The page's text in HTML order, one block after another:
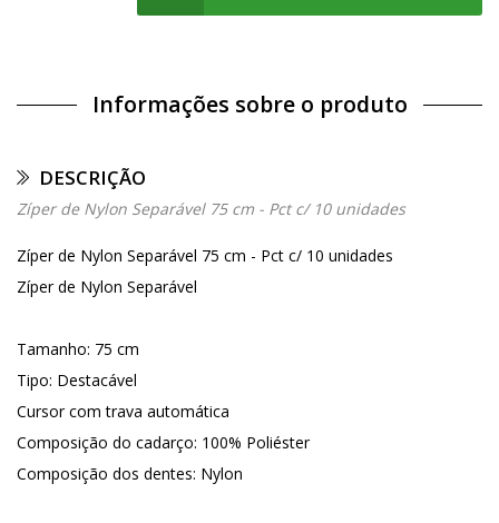
Informações sobre o produto
DESCRIÇÃO
Zíper de Nylon Separável 75 cm - Pct c/ 10 unidades
Zíper de Nylon Separável 75 cm - Pct c/ 10 unidades
Zíper de Nylon Separável
Tamanho: 75 cm
Tipo: Destacável
Cursor com trava automática
Composição do cadarço: 100% Poliéster
Composição dos dentes: Nylon